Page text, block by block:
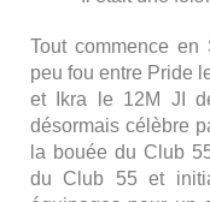
Tout commence
peu fou entre Pride
et Ikra le 12M JI
désormais célèbre
la bouée du Club
du Club 55 et